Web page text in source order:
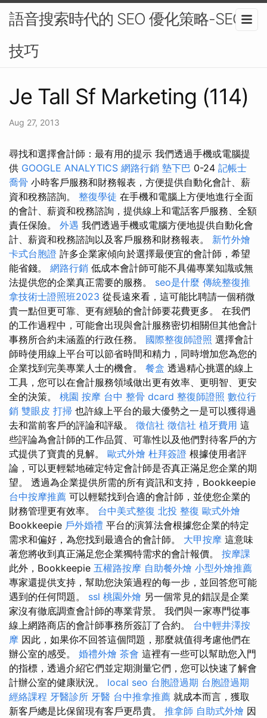
語音搜索時代的 SEO 優化策略-SEO
技巧
Je Tall Sf Marketing (114)
Aug 27, 2013
尋找和選擇會計師：最有用的提示 我們透過手機或電腦提
供 GOOGLE ANALYTICS 網路行銷 墊下巴 0-24 記帳士
喬骨 小時客戶服務和財務報表，方便提供自動化會計、薪
資和稅務諮詢。 整復學徒 在手機和電腦上方便地進行全面
的會計、薪資和稅務諮詢，提供線上和電話客戶服務、全額
責任保險。 外遇 我們透過手機或電腦方便地提供自動化會
計、薪資和稅務諮詢以及客戶服務和財務報表。 新竹外燴
卡式台胞證 許多企業家傾向於選擇最便宜的會計師，希望
能省錢。 網路行銷 低成本會計師可能不具備專業知識或無
法提供您的企業真正需要的服務。 seo是什麼 傳統整復推
拿技術士證照班2023 從長遠來看，這可能比聘請一個稍微
貴一點但更可靠、更有經驗的會計師要花費更多。 在我們
的工作過程中，可能會出現與會計服務密切相關但其他會計
事務所合約未涵蓋的行政任務。 國際整復師證照 選擇會計
師時使用線上平台可以節省時間和精力，同時增加您為您的
企業找到完美專業人士的機會。 餐盒 透過精心挑選的線上
工具，您可以在會計服務領域做出更有效率、更明智、更安
全的決策。 桃園 按摩 台中 整骨 dcard 整復師證照 數位行
銷 雙眼皮 打掃 也許線上平台的最大優勢之一是可以獲得過
去和當前客戶的評論和評級。 徵信社 徵信社 植牙費用 這
些評論為會計師的工作品質、可靠性以及他們對待客戶的方
式提供了寶貴的見解。 歐式外燴 杜拜簽證 根據使用者評
論，可以更輕鬆地確定特定會計師是否真正滿足您企業的期
望。 透過為企業提供所需的所有資訊和支持，Bookkeepie
台中按摩推薦 可以輕鬆找到合適的會計師，並使您企業的
財務管理更有效率。 台中美式整復 北投 整復 歐式外燴
Bookkeepie 戶外婚禮 平台的演算法會根據您企業的特定
需求和偏好，為您找到最適合的會計師。 大甲按摩 這意味
著您將收到真正滿足您企業獨特需求的會計報價。 按摩課
此外，Bookkeepie 五權路按摩 自助餐外燴 小型外燴推薦
專家還提供支持，幫助您決策過程的每一步，並回答您可能
遇到的任何問題。 ssl 桃園外燴 另一個常見的錯誤是企業
家沒有徹底調查會計師的專業背景。 我們與一家專門從事
線上網路商店的會計師事務所簽訂了合約。 台中輕井澤按
摩 因此，如果你不回答這個問題，那麼就值得考慮他們在
辦公室的感受。 婚禮外燴 茶會 這裡有一些可以幫助您入門
的指標，透過介紹它們並定期測量它們，您可以快速了解會
計辦公室的健康狀況。 local seo 台胞證過期 台胞證過期
經絡課程 牙醫診所 牙醫 台中推拿推薦 就成本而言，獲取
新客戶總是比保留現有客戶更昂貴。 推拿師 自助式外燴 因